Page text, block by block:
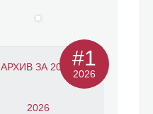
АРХИВ ЗА 2011-
2026
#1
2026